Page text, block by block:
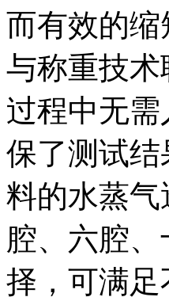
而有效的
与称重技
过程中无
保了测试
料的水蒸
腔、六腔
择，可满